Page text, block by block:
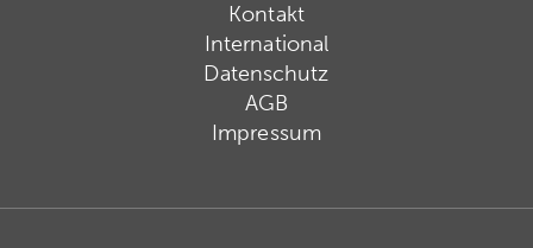
Kontakt
International
Datenschutz
AGB
Impressum